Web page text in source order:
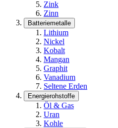
Zink
Zinn
Batteriemetalle
Lithium
Nickel
Kobalt
Mangan
Graphit
Vanadium
Seltene Erden
Energierohstoffe
Öl & Gas
Uran
Kohle